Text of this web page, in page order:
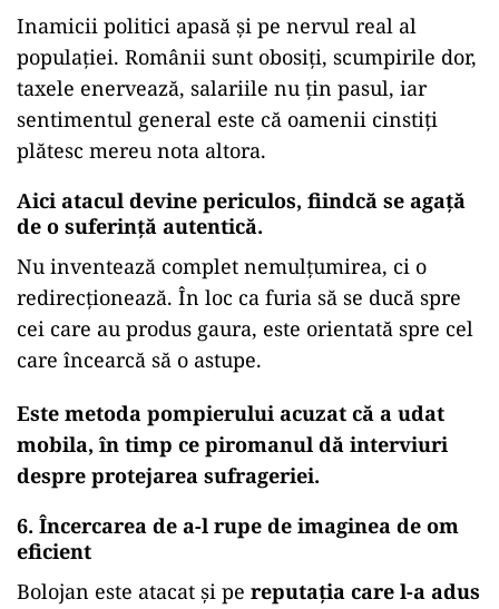
Inamicii politici apasă și pe nervul real al
populației. Românii sunt obosiți, scumpirile dor,
taxele enervează, salariile nu țin pasul, iar
sentimentul general este că oamenii cinstiți
plătesc mereu nota altora.
Aici atacul devine periculos, fiindcă se agață
de o suferință autentică.
Nu inventează complet nemulțumirea, ci o
redirecționează. În loc ca furia să se ducă spre
cei care au produs gaura, este orientată spre cel
care încearcă să o astupe.
Este metoda pompierului acuzat că a udat
mobila, în timp ce piromanul dă interviuri
despre protejarea sufrageriei.
6. Încercarea de a-l rupe de imaginea de om
eficient
Bolojan este atacat și pe reputația care l-a adus